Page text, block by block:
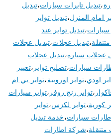
،تبديل تايرات سيارات،تبديل
امام المنزل،تبديل تواير
سيارات،تبديل تواير عند
،تبديل عجلات،تبديل عجلات
عجلات سيارة،تبديل عجلات
سيارات،تصليح تواير ،تغيير
اودي،تواير اوروبية،تواير بي ام
،تواير رنج روفر ،تواير سيارات
كورية،تواير لكزس،تواير
سيارات،خدمة تبديل
،شركة اطارات